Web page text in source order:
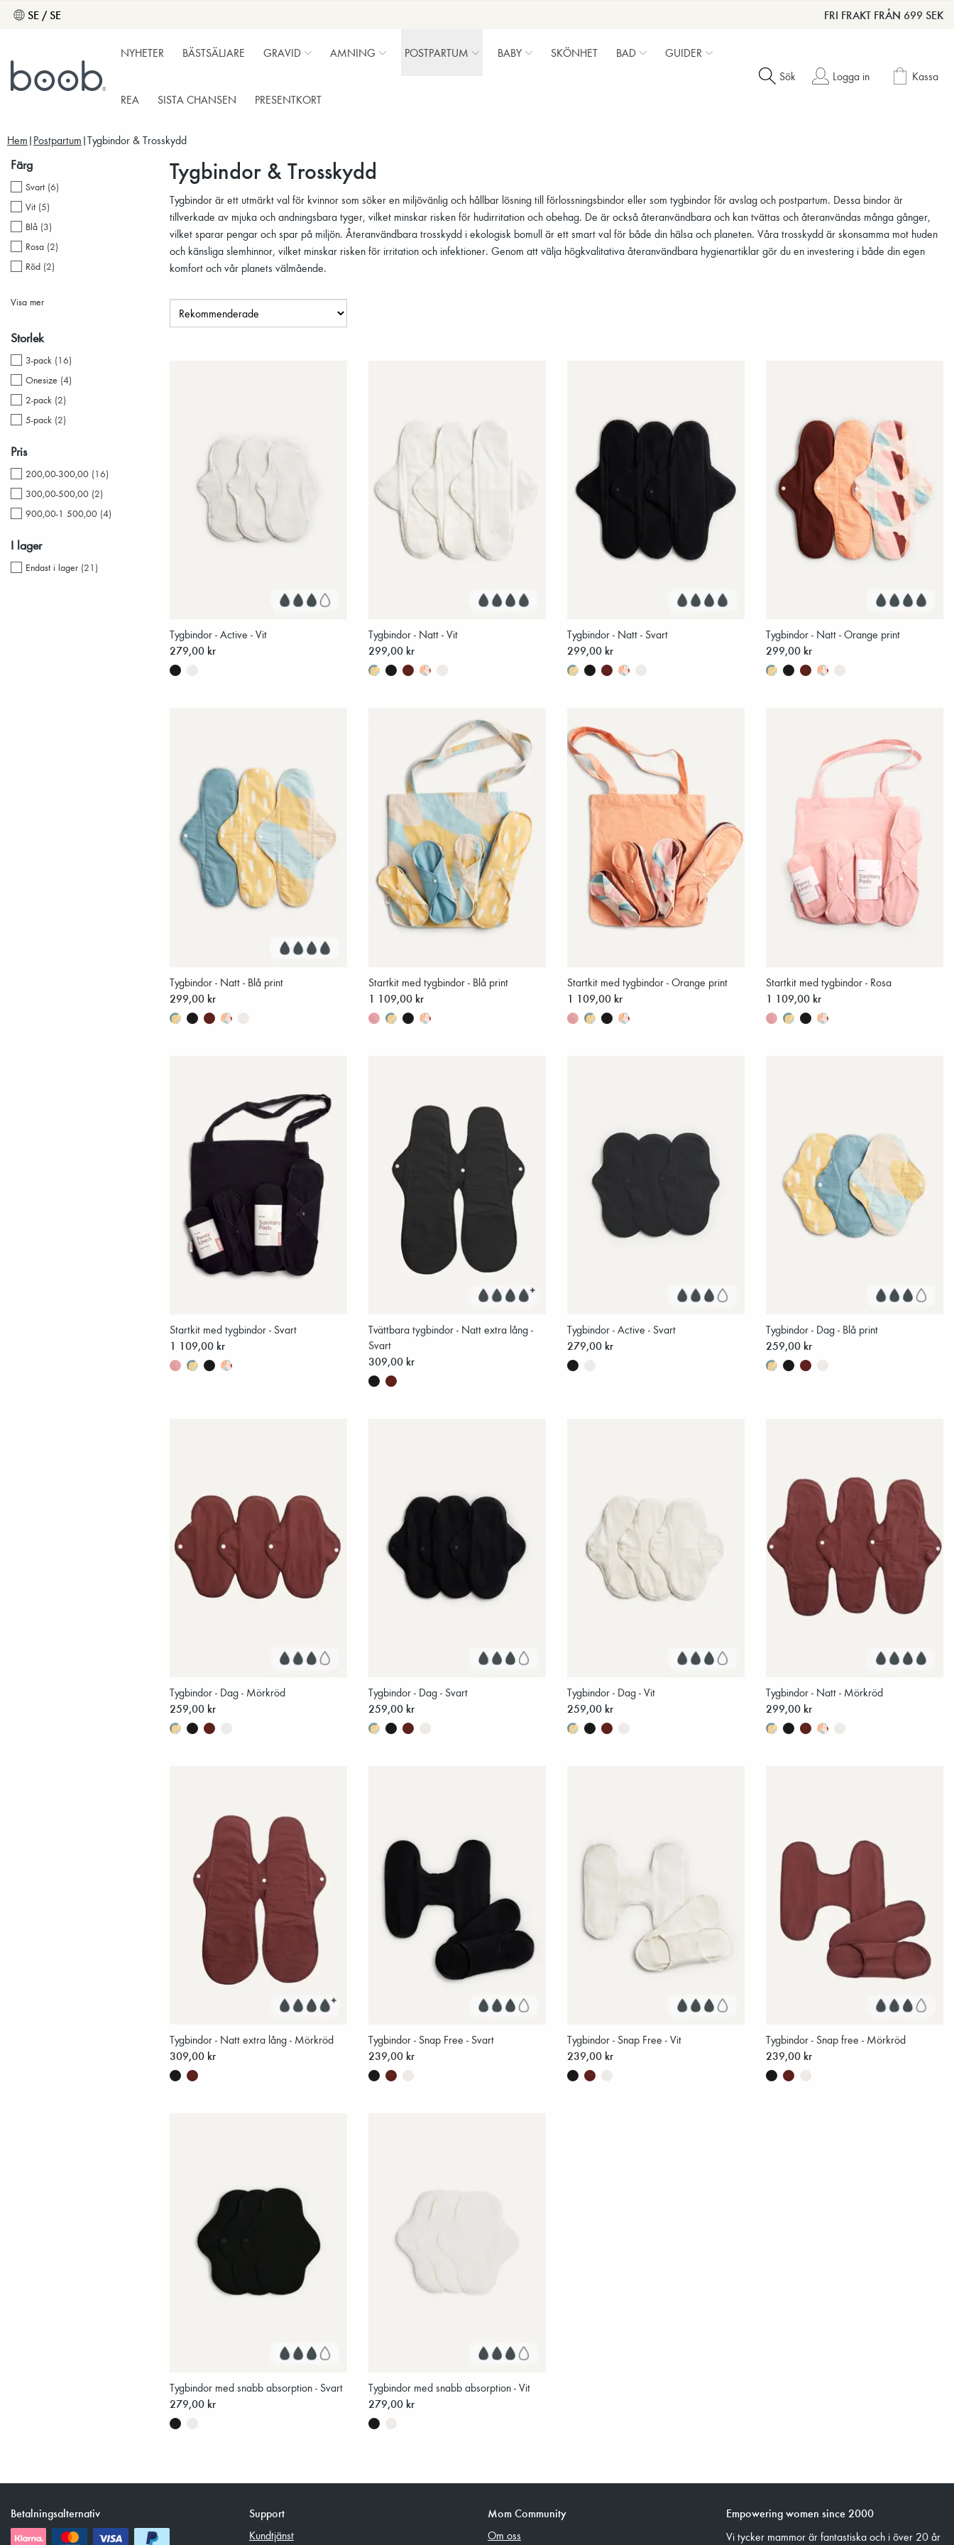
SE / SE FRI FRAKT FRÅN 699 SEK
NYHETER BÄSTSÄLJARE GRAVID AMNING POSTPARTUM BABY SKÖNHET BAD GUIDER
REA SISTA CHANSEN PRESENTKORT
Sök Logga in Kassa
Hem Postpartum Tygbindor & Trosskydd
Färg
Svart (6)
Vit (5)
Blå (3)
Rosa (2)
Röd (2)
Visa mer
Storlek
3-pack (16)
Onesize (4)
2-pack (2)
5-pack (2)
Pris
200,00-300,00 (16)
300,00-500,00 (2)
900,00-1 500,00 (4)
I lager
Endast i lager (21 )
Tygbindor & Trosskydd
Tygbindor är ett utmärkt val för kvinnor som söker en miljövänlig och hållbar lösning till förlossningsbindor eller som tygbindor för avslag och postpartum. Dessa bindor är
tillverkade av mjuka och andningsbara tyger, vilket minskar risken för hudirritation och obehag. De är också återanvändbara och kan tvättas och återanvändas många gånger,
vilket sparar pengar och spar på miljön. Återanvändbara trosskydd i ekologisk bomull är ett smart val för både din hälsa och planeten. Våra trosskydd är skonsamma mot huden
och känsliga slemhinnor, vilket minskar risken för irritation och infektioner. Genom att välja högkvalitativa återanvändbara hygienartiklar gör du en investering i både din egen
komfort och vår planets välmående.
Tygbindor - Active - Vit
279,00 kr
Tygbindor - Natt - Vit
299,00 kr
Tygbindor - Natt - Svart
299,00 kr
Tygbindor - Natt - Orange print
299,00 kr
Tygbindor - Natt - Blå print
299,00 kr
Startkit med tygbindor - Blå print
1 109,00 kr
Startkit med tygbindor - Orange print
1 109,00 kr
Startkit med tygbindor - Rosa
1 109,00 kr
Startkit med tygbindor - Svart
1 109,00 kr
Tvättbara tygbindor - Natt extra lång -
Svart
309,00 kr
Tygbindor - Active - Svart
279,00 kr
Tygbindor - Dag - Blå print
259,00 kr
Tygbindor - Dag - Mörkröd
259,00 kr
Tygbindor - Dag - Svart
259,00 kr
Tygbindor - Dag - Vit
259,00 kr
Tygbindor - Natt - Mörkröd
299,00 kr
Tygbindor - Natt extra lång - Mörkröd
309,00 kr
Tygbindor - Snap Free - Svart
239,00 kr
Tygbindor - Snap Free - Vit
239,00 kr
Tygbindor - Snap free - Mörkröd
239,00 kr
Tygbindor med snabb absorption - Svart
279,00 kr
Tygbindor med snabb absorption - Vit
279,00 kr
Betalningsalternativ Support
Kundtjänst
Mom Community
Om oss
Empowering women since 2000
Vi tycker mammor är fantastiska och i över 20 år